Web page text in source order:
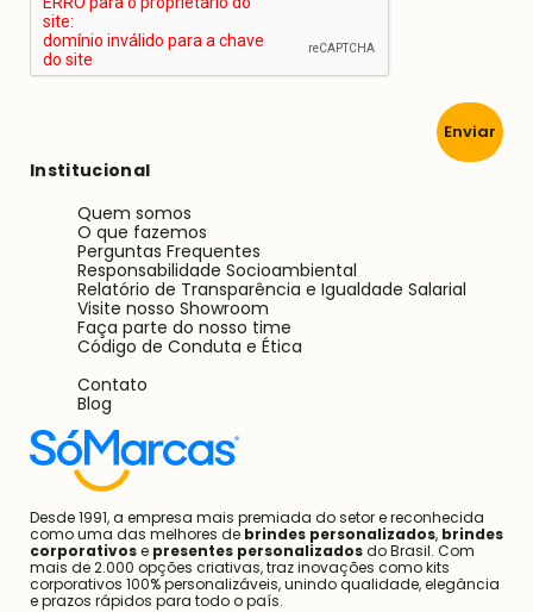
Desde 1991, a empresa mais premiada do setor e reconhecida
como uma das melhores de brindes personalizados, brindes
corporativose presentes personalizadosdo Brasil. Com
mais de 2.000 opções criativas, traz inovações como kits
corporativos 100% personalizáveis, unindo qualidade, elegância
e prazos rápidos para todo o país.
Institucional
Quem somos
O que fazemos
Perguntas Frequentes
Responsabilidade Socioambiental
Relatório de Transparência e Igualdade Salarial
Visite nosso Showroom
Faça parte do nosso time
Código de Conduta e Ética
Contato
Blog
Enviar